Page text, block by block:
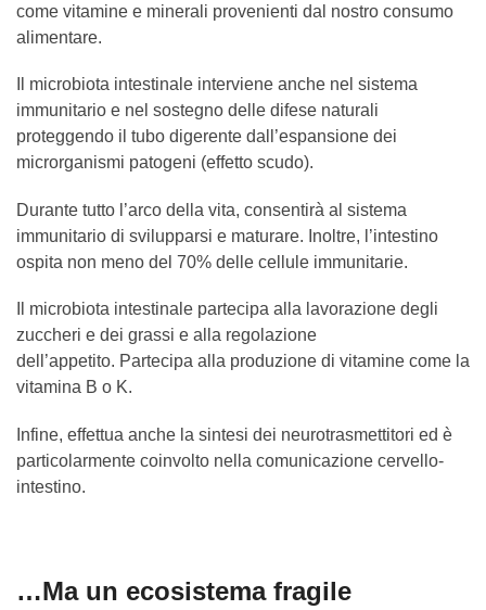
come vitamine e minerali provenienti dal nostro consumo
alimentare.
Il microbiota intestinale interviene anche nel sistema
immunitario e nel sostegno delle difese naturali
proteggendo il tubo digerente dall’espansione dei
microrganismi patogeni (effetto scudo).
Durante tutto l’arco della vita, consentirà al sistema
immunitario di svilupparsi e maturare. Inoltre, l’intestino
ospita non meno del 70% delle cellule immunitarie.
Il microbiota intestinale partecipa alla lavorazione degli
zuccheri e dei grassi e alla regolazione
dell’appetito. Partecipa alla produzione di vitamine come la
vitamina B o K.
Infine, effettua anche la sintesi dei neurotrasmettitori ed è
particolarmente coinvolto nella comunicazione cervello-
intestino.
…Ma un ecosistema fragile